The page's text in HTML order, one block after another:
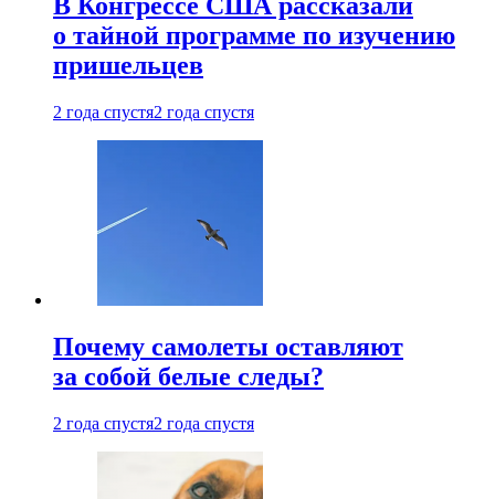
о тайной программе по изучению
пришельцев
2 года спустя2 года спустя
Почему самолеты оставляют
за собой белые следы?
2 года спустя2 года спустя